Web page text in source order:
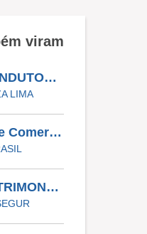
viram
VIGILANTE CONDUTOR -SALTO DE PIRAPORA
LIMA
Líder De Equipe Comercial
VIGILANTE PATRIMONIAL - CAMPOS DO JORDÃO - SP - ID: 26000HQY